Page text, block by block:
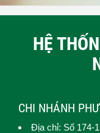
HỆ
CHI NHÁNH
Địa chỉ: Số 174-